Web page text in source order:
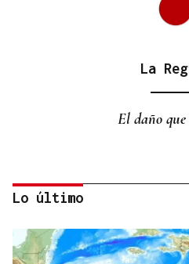
La
El daño que
La
Lo último